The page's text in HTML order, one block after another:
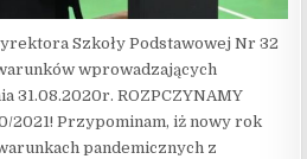
Szkoły Podstawowej Nr 32
wprowadzających
31.08.2020r. ROZPCZYNAMY
2021! Przypominam, iż nowy rok
pandemicznych z